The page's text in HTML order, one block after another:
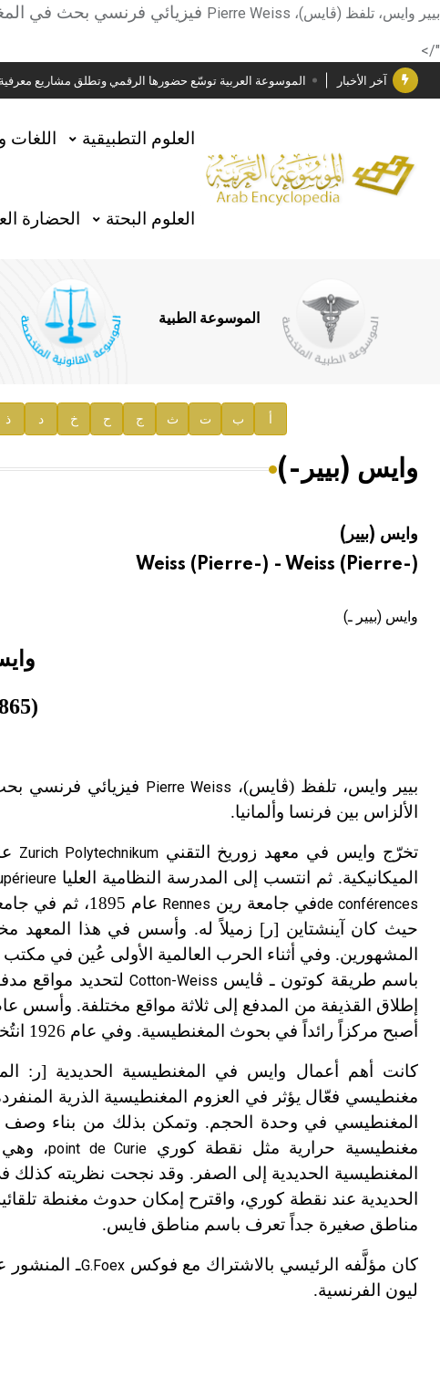
بيير وايس، تلفظ (ڤايس)، Pierre Weiss فيزيائي فرنسي بحث في
"/>
آخر الأخبار
دار الفكر الموزع الحصري لمنشورات هيئة الموسوعة العربية
الموسوعة العربية توسّع حضورها الرقمي وتطلق مشاريع معرفية
جائزة مجمع الملك سلمان العالمي للغة العربية 2025
الأستاذ إياد خالد الطباع مدير عام لهيئة الموسوعة العربية
السيد محمد ياسين صالح وزيرا للثقافة
توصيات مجلس الإدارة
صدور المجلد السابع من موسوعة الآثار في سورية
إعلان..
هيئة الموسوعة العربية تطلق موسوعات جديدة في عام 2026
العلوم التطبيقية اللغات
العلوم البحتة الحضارة
الموسوعة الطبية
أ ب ت ث ج ح خ د ذ
وايس (بيير-)
وايس (بيير)
Weiss (Pierre-) - Weiss (Pierre-)
وايس (بيير ـ)
(1865 ـ 1940)
بيير وايس، تلفظ (ڤايس)، Pierre Weiss فيزيائي فرنسي
الألزاس بين فرنسا وألمانيا.
تخرّج وايس في معهد زوريخ التقنيZurich Polytechnikum
الميكانيكية. ثم انتسب إلى المدرسة النظامية العليا
de conférencesفي جامعة رين Rennes
حيث كان آينشتاين [ر] زميلاً له. وأسس في هذا المعهد
المشهورين. وفي أثناء الحرب العالمية الأولى عُين في
باسم طريقة كوتون ـ ڤايس Cotton-Weissلتحديد مواقع
إطلاق القذيفة من المدفع إلى ثلاثة مواقع مختلفة. وأسس عام 1919 معهداً للفيزياء في جامعة
أصبح مركزاً رائداً في بحوث المغنطيسية. وفي عام 1926 انتُخب وايس عضواً في أكاديمية باريس.
كانت أهم أعمال وايس في المغنطيسية الحديدية [ر:
مغنطيسي فعّال يؤثر في العزوم المغنطيسية الذرية
المغنطيسي في وحدة الحجم. وتمكن بذلك من بناء
مغنطيسية حرارية مثل نقطة كوري point de Curie، وهي
المغنطيسية الحديدية إلى الصفر. وقد نجحت نظريته كذلك
الحديدية عند نقطة كوري، واقترح إمكان حدوث مغنطة
مناطق صغيرة جداً تعرف باسم مناطق فايس.
كان مؤلَّفه الرئيسي بالاشتراك مع فوكسG.Foexـ المنشور عام 1926ـ هو كتاب
ليون الفرنسية.